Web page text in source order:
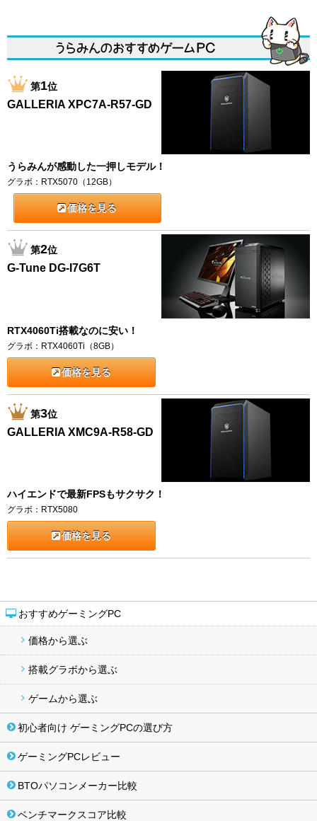
おすすめゲーミングPC
価格から選ぶ
搭載グラボから選ぶ
ゲームから選ぶ
初心者向け ゲーミングPCの選び方
ゲーミングPCレビュー
BTOパソコンメーカー比較
ベンチマークスコア比較
第1位
GALLERIA XPC7A-R57-GD
うらみんが感動した一押しモデル！
グラボ：RTX5070（12GB）
価格を見る
第2位
G-Tune DG-I7G6T
RTX4060Ti搭載なのに安い！
グラボ：RTX4060Ti（8GB）
価格を見る
第3位
GALLERIA XMC9A-R58-GD
ハイエンドで最新FPSもサクサク！
グラボ：RTX5080
価格を見る